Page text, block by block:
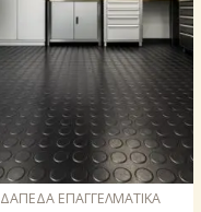
ΔΑΠΕΔΑ ΕΠΑΓΓΕΛΜΑΤΙΚΑ